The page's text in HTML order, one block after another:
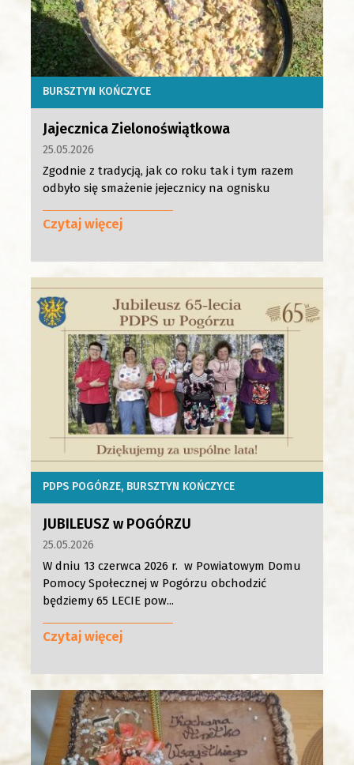
BURSZTYN KOŃCZYCE
Jajecznica Zielonoświątkowa
25.05.2026
Zgodnie z tradycją, jak co roku tak i tym razem
odbyło się smażenie jejecznicy na ognisku
Czytaj więcej
PDPS POGÓRZE BURSZTYN KOŃCZYCE
JUBILEUSZ w POGÓRZU
25.05.2026
W dniu 13 czerwca 2026 r. w Powiatowym Domu
Pomocy Społecznej w Pogórzu obchodzić
będziemy 65 LECIE pow...
Czytaj więcej